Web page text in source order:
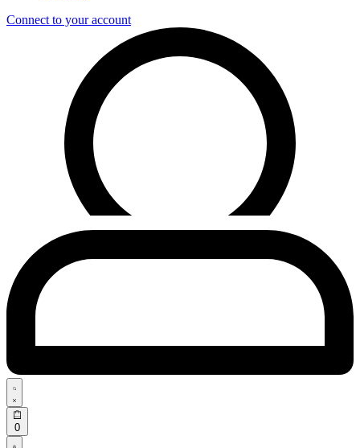
Connect to your account
Search
open
0Open
cart
Open